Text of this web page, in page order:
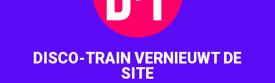
DISCO-TRAIN VERNIEUWT DE
SITE